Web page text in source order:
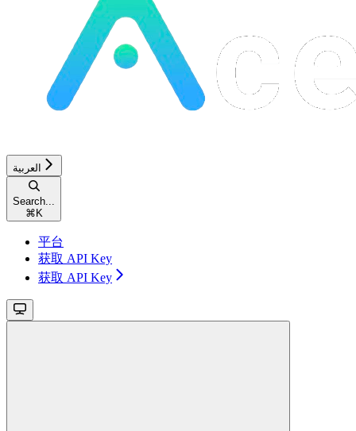
العربية
Search...
⌘ K
平台
获取 API Key
获取 API Key